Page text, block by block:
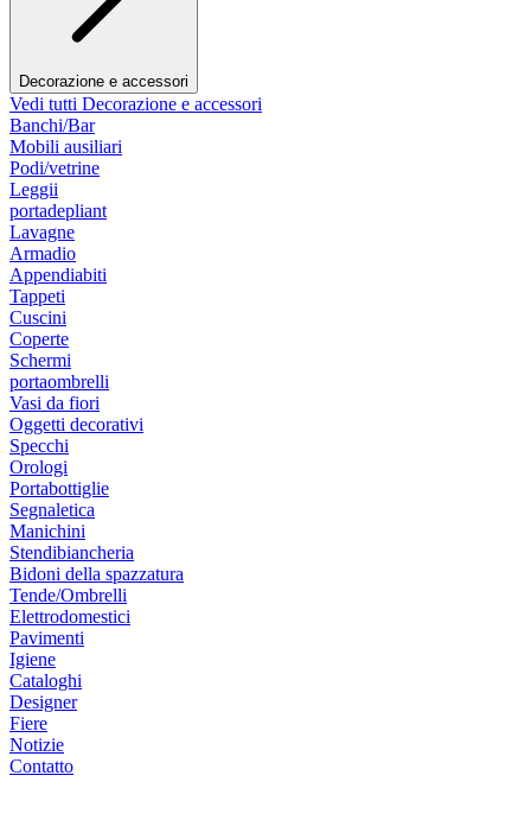
Decorazione e accessori
Vedi tutti Decorazione e accessori
Banchi/Bar
Mobili ausiliari
Podi/vetrine
Leggii
portadepliant
Lavagne
Armadio
Appendiabiti
Tappeti
Cuscini
Coperte
Schermi
portaombrelli
Vasi da fiori
Oggetti decorativi
Specchi
Orologi
Portabottiglie
Segnaletica
Manichini
Stendibiancheria
Bidoni della spazzatura
Tende/Ombrelli
Elettrodomestici
Pavimenti
Igiene
Cataloghi
Designer
Fiere
Notizie
Contatto